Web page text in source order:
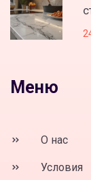
Меню
О нас
Условия